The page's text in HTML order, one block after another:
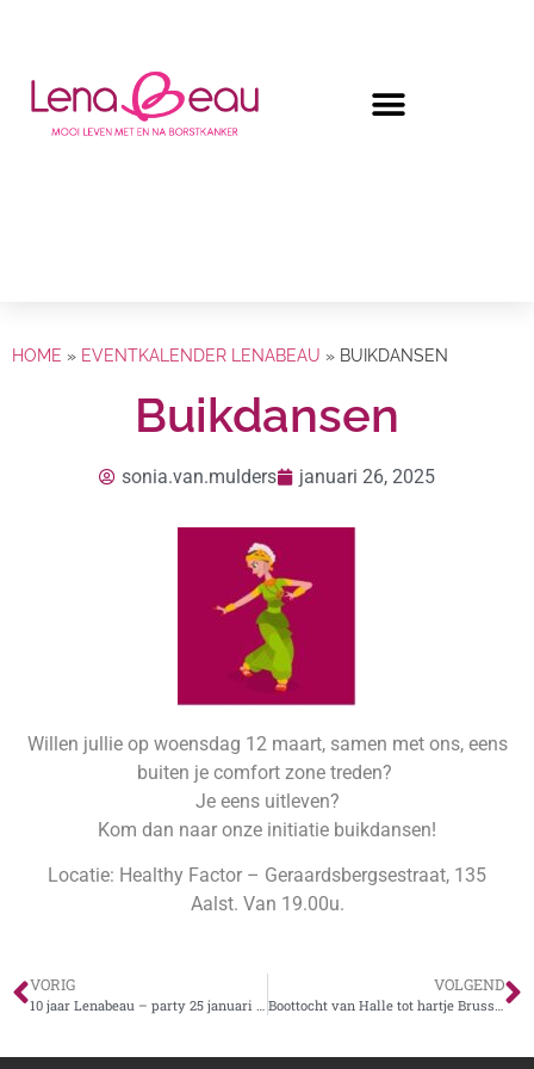
HOME » EVENTKALENDER LENABEAU » BUIKDANSEN
Buikdansen
sonia.van.mulders januari 26, 2025
Willen jullie op woensdag 12 maart, samen met ons, eens
buiten je comfort zone treden?
Je eens uitleven?
Kom dan naar onze initiatie buikdansen!
Locatie: Healthy Factor – Geraardsbergsestraat, 135
Aalst. Van 19.00u.
VORIG VOLGEND